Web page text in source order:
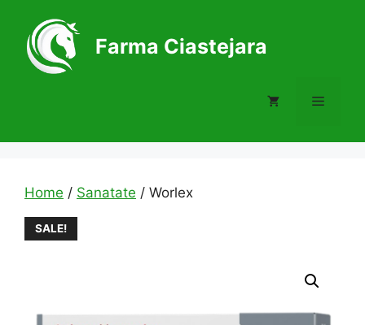
content
Farma Ciastejara
Menu
Home / Sanatate / Worlex
SALE!